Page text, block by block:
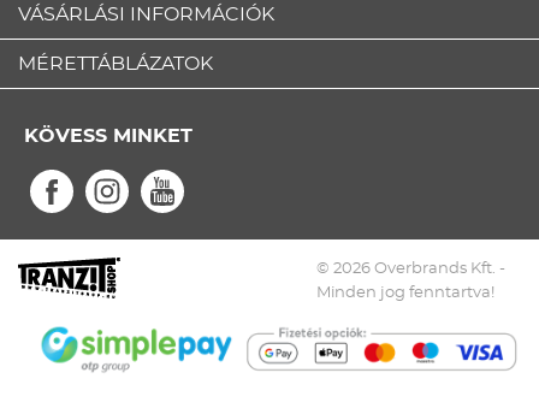
VÁSÁRLÁSI INFORMÁCIÓK
MÉRETTÁBLÁZATOK
KÖVESS MINKET
© 2026 Overbrands Kft. -
Minden jog fenntartva!